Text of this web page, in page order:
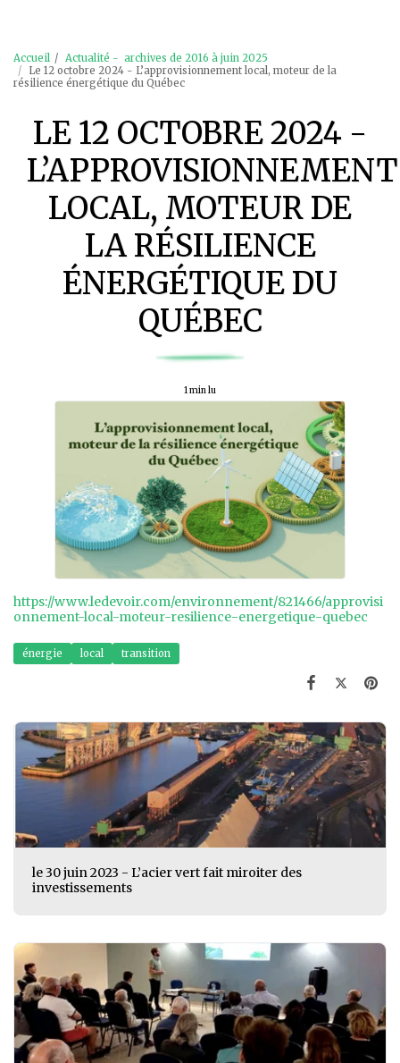
Accueil
Actualité - archives de 2016 à juin 2025
Le 12 octobre 2024 - L’approvisionnement local, moteur de la
résilience énergétique du Québec
LE 12 OCTOBRE 2024 -
L’APPROVISIONNEMENT
LOCAL, MOTEUR DE
LA RÉSILIENCE
ÉNERGÉTIQUE DU
QUÉBEC
1 min lu
https://www.ledevoir.com/environnement/821466/approvisi
onnement-local-moteur-resilience-energetique-quebec
énergie local transition
le 30 juin 2023 - L’acier vert fait miroiter des
investissements